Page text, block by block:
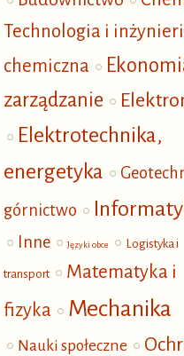
Technologia i
chemiczna
zarządzanie
Elektrotechnika,
energetyka
górnictwo
Inne Języki obce Logistyka i
transport
Matematyka i
fizyka
Mechanika
Nauki społeczne